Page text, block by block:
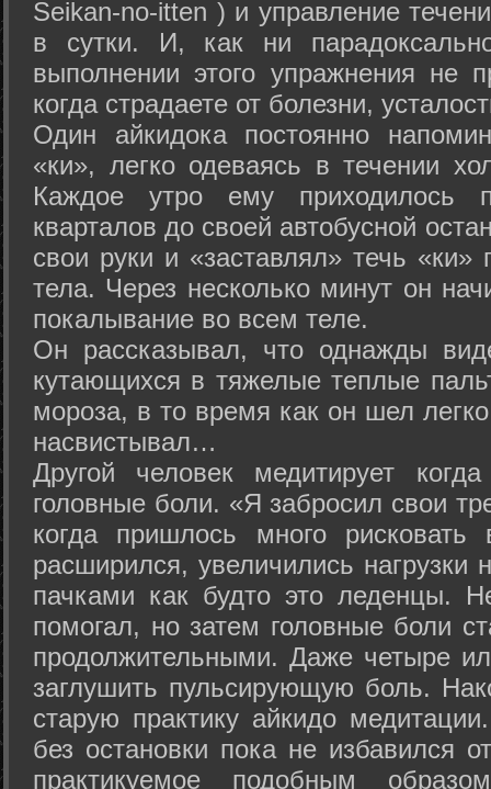
Seikan-­no-­itten ) и управление
в сутки. И, как ни
выполнении этого упражнения не
когда страдаете от болезни,
Один айкидока постоянно
«ки», легко одеваясь в течении
Каждое утро ему приходилось
кварталов до своей автобусной
свои руки и «заставлял» течь «ки»
тела. Через несколько минут он
покалывание во всем теле.
Он рассказывал, что однажды
кутающихся в тяжелые теплые
мороза, в то время как он шел
насвистывал…
Другой человек медитирует
головные боли. «Я забросил свои
когда пришлось много
расширился, увеличились нагрузки
пачками как будто это леденцы.
помогал, но затем головные боли
продолжительными. Даже четыре
заглушить пульсирующую боль.
старую практику айкидо
без остановки пока не избавился
практикуемое подобным